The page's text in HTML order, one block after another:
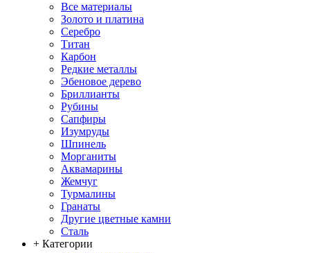
Все материалы
Золото и платина
Серебро
Титан
Карбон
Редкие металлы
Эбеновое дерево
Бриллианты
Рубины
Сапфиры
Изумруды
Шпинель
Морганиты
Аквамарины
Жемчуг
Турмалины
Гранаты
Другие цветные камни
Сталь
+ Категории